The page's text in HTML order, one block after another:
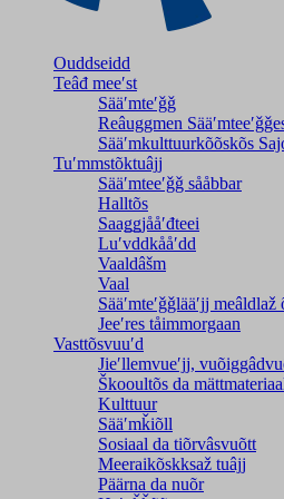
Ouddseidd
Teâđ meeʹst
Sääʹmteʹǧǧ
Reâuggmen
Sääʹmkulttuurkõõskõs
Tuʹmmstõktuâjj
Sääʹmteeʹǧǧ sååbbar
Halltõs
Saaǥǥjååʹđteei
Luʹvddkååʹdd
Vaaldâšm
Vaal
Sääʹmteʹǧǧlääʹjj
Jeeʹres tåimmorgaan
Vasttõsvuuʹd
Jieʹllemvueʹjj,
Škooultõs da
Kulttuur
Sääʹmǩiõll
Sosiaal da tiõrvâsvuõtt
Meeraikõskksaž tuâjj
Päärna da nuõr